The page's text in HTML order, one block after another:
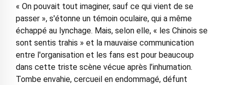
« On pouvait tout imaginer, sauf ce qui vient de se
passer », s'étonne un témoin oculaire, qui a même
échappé au lynchage. Mais, selon elle, « les Chinois se
sont sentis trahis » et la mauvaise communication
entre l'organisation et les fans est pour beaucoup
dans cette triste scène vécue après l’inhumation.
Tombe envahie, cercueil en endommagé, défunt